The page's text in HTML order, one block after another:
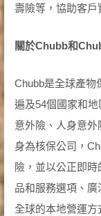
壽險等，協助客戶
關於Chubb和
Chubb是全球產物
遍及54個國家和
意外險、人身意外
身為核保公司，
險，並以公正即
品和服務選項、
全球的本地營運方